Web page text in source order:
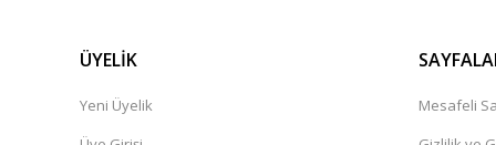
ÜYELİK
Yeni Üyelik
Mesafeli